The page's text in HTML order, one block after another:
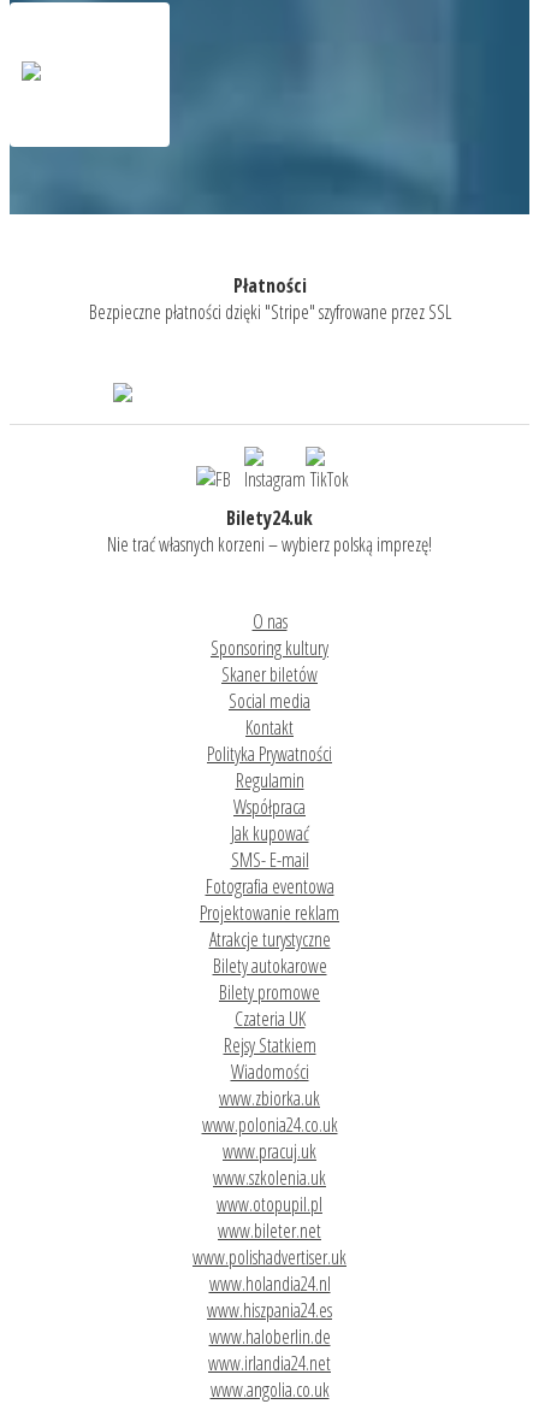
Płatności
Bezpieczne płatności dzięki "Stripe" szyfrowane przez SSL
Bilety24.uk
Nie trać własnych korzeni – wybierz polską imprezę!
O nas
Sponsoring kultury
Skaner biletów
Social media
Kontakt
Polityka Prywatności
Regulamin
Współpraca
Jak kupować
SMS- E-mail
Fotografia eventowa
Projektowanie reklam
Atrakcje turystyczne
Bilety autokarowe
Bilety promowe
Czateria UK
Rejsy Statkiem
Wiadomości
www.zbiorka.uk
www.polonia24.co.uk
www.pracuj.uk
www.szkolenia.uk
www.otopupil.pl
www.bileter.net
www.polishadvertiser.uk
www.holandia24.nl
www.hiszpania24.es
www.haloberlin.de
www.irlandia24.net
www.angolia.co.uk